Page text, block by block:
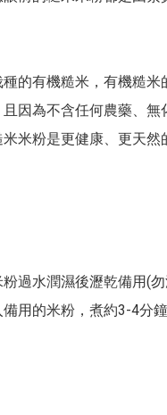
的有機糙米，有機糙米
因為不含任何農藥、無
米粉是更健康、更天然
過水潤濕後瀝乾備用(勿
用的米粉，煮約3-4分